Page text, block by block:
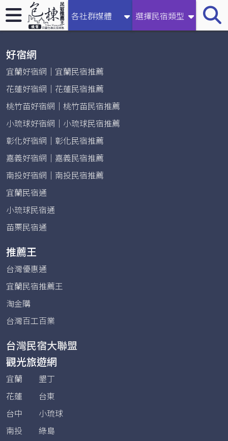
各社群媒體 選擇民宿類型
【2026宜蘭民宿推薦王】收錄礁溪、南澳、羅東等地區包棟
民宿
好宿網
宜蘭好宿網｜宜蘭民宿推薦
花蓮好宿網｜花蓮民宿推薦
桃竹苗好宿網｜桃竹苗民宿推薦
小琉球好宿網｜小琉球民宿推薦
彰化好宿網｜彰化民宿推薦
嘉義好宿網｜嘉義民宿推薦
南投好宿網｜南投民宿推薦
宜蘭民宿通
小琉球民宿通
苗栗民宿通
推薦王
台灣優惠通
宜蘭民宿推薦王
淘金購
台灣百工百業
台灣民宿大聯盟
觀光旅遊網
宜蘭
墾丁
花蓮
台東
台中
小琉球
南投
綠島